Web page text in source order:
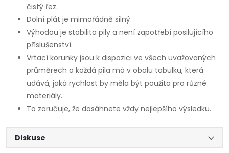
čistý řez.
Dolní plát je mimořádně silný.
Výhodou je stabilita pily a není zapotřebí posilujícího
příslušenství.
Vrtací korunky jsou k dispozici ve všech uvažovaných
průměrech a každá pila má v obalu tabulku, která
udává, jaká rychlost by měla být použita pro různé
materiály.
To zaručuje, že dosáhnete vždy nejlepšího výsledku.
Diskuse